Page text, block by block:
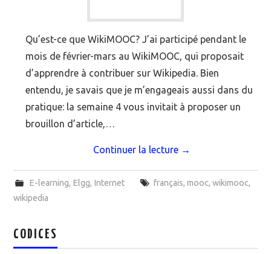
Qu’est-ce que WikiMOOC? J’ai participé pendant le
mois de février-mars au WikiMOOC, qui proposait
d’apprendre à contribuer sur Wikipedia. Bien
entendu, je savais que je m’engageais aussi dans du
pratique: la semaine 4 vous invitait à proposer un
brouillon d’article,…
Continuer la lecture →
E-learning, Elgg, Internet français, mooc, wikimooc,
wikipedia
CODICES